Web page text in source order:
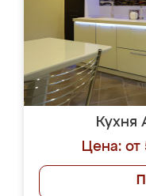
Кухня
Цена: от